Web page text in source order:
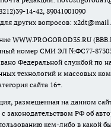
14-42, 89041001090
других вопросов:
WWW.PROGOROD35.RU
номер СМИ ЭЛ №ФС77-87303
Федеральной службой по
технологий и массовых
сайта 16+.
размещенная на данном
с законодательством РФ об
кем-либо в какой